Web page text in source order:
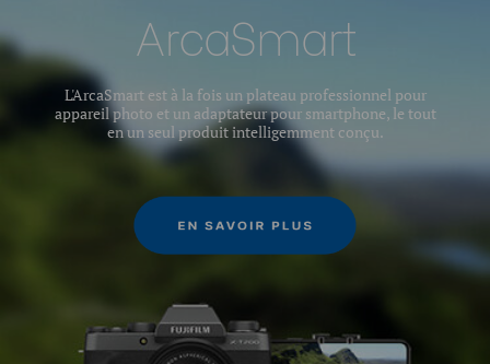
ArcaSmart
L'ArcaSmart est à la fois un plateau professionnel pour
appareil photo et un adaptateur pour smartphone, le tout
en un seul produit intelligemment conçu.